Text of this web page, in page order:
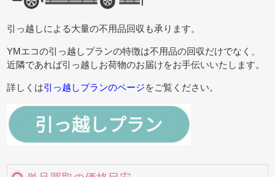
引っ越しによる大量の不用品回収も承ります。
YMエコの引っ越しプランの特徴は不用品の回収だけでなく、
近隣であれば引っ越しお荷物のお届けをお手伝いいたします。
詳しくは引っ越しプランのページをご覧ください。